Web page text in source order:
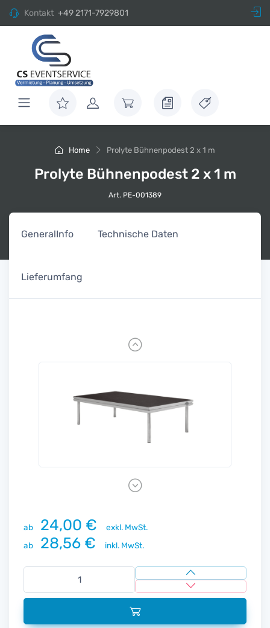
Kontakt +49 2171-7929801
Home Prolyte Bühnenpodest 2 x 1 m
Prolyte Bühnenpodest 2 x 1 m
Art. PE-001389
GeneralInfo Technische Daten
Lieferumfang
Previous
Next
ab 24,00 €
exkl. MwSt.
ab
28,56 € inkl. MwSt.